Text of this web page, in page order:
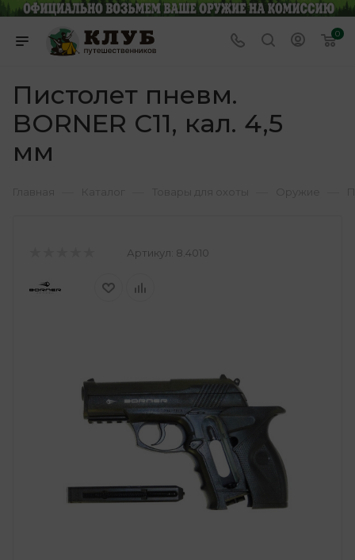
0
Пистолет пневм.
BORNER C11, кал. 4,5
мм
Артикул: 8.4010